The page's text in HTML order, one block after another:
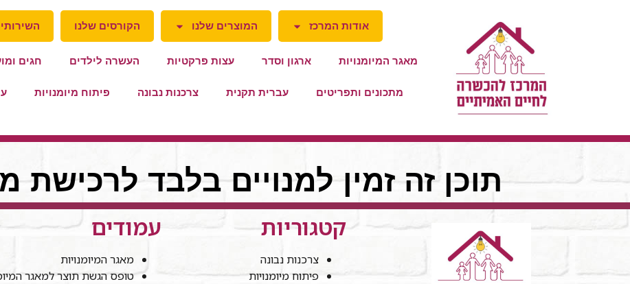
אודות המרכז המוצרים שלנו הקורסים שלנו
מאגר המיומנויות ארגון וסדר עצות פרקטיות העשרה לילדים חגים
מתכונים ותפריטים עברית תקנית צרכנות נבונה פיתוח מיומנויות
תוכן זה זמין למנויים בלבד לרכישת
קטגוריות
צרכנות נבונה
פיתוח מיומנויות
עמודים
מאגר המיומנויות
טופס הגשת תוצר למאגר